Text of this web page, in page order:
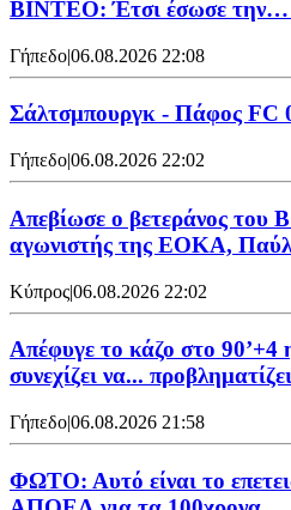
ΒΙΝΤΕΟ: Έτσι έσωσε την…
Γήπεδο|06.08.2026 22:08
Σάλτσμπουργκ - Πάφος FC
Γήπεδο|06.08.2026 22:02
Απεβίωσε ο βετεράνος του
αγωνιστής της ΕΟΚΑ,
Κύπρος|06.08.2026 22:02
Απέφυγε το κάζο στο 90’+4
συνεχίζει να... προβληματίζει
Γήπεδο|06.08.2026 21:58
ΦΩΤΟ: Αυτό είναι το